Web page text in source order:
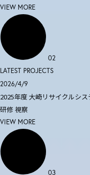
VIEW MORE
02
LATEST PROJECTS
2026/4/9
2025年度 大崎リサイクルシ
研修視察
VIEW MORE
03